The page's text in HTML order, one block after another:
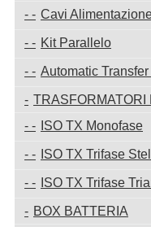
Cavi
Kit Parallelo
Automatic
TRASFORMATORI
ISO TX Monofase
ISO TX Trifase
ISO TX Trifase
BOX BATTERIA